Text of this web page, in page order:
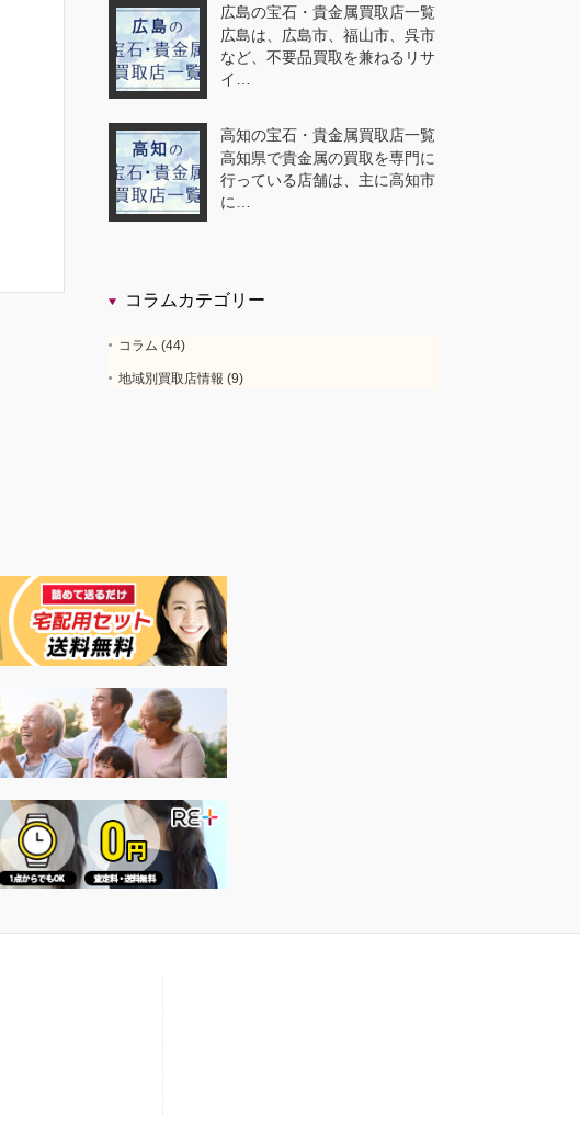
広島の宝石・貴金属買取店一覧
広島は、広島市、福山市、呉市
など、不要品買取を兼ねるリサ
イ…
高知の宝石・貴金属買取店一覧
高知県で貴金属の買取を専門に
行っている店舗は、主に高知市
に…
コラムカテゴリー
コラム (44)
地域別買取店情報 (9)